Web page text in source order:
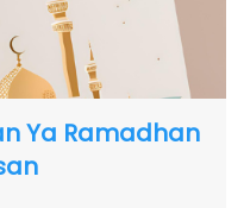
Ya Ramadhan